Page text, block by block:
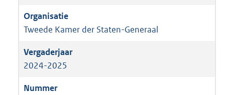
Tweede Kamer der Staten-Generaal
2024-2025